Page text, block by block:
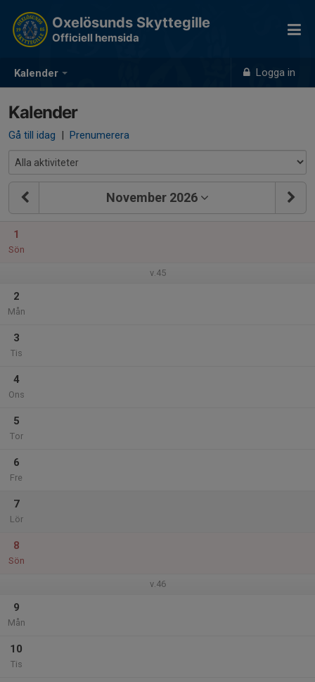
Kalender Logga in
Oxelösunds Skyttegille
Officiell hemsida
Kalender
Gå till idag | Prenumerera
November 2026
1
Sön
v.45
2
Mån
3
Tis
4
Ons
5
Tor
6
Fre
7
Lör
8
Sön
v.46
9
Mån
10
Tis